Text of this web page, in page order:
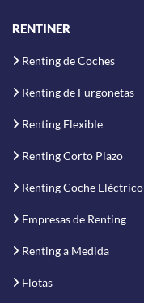
RENTINER
Renting de Coches
Renting de Furgonetas
Renting Flexible
Renting Corto Plazo
Renting Coche Eléctrico
Empresas de Renting
Renting a Medida
Flotas